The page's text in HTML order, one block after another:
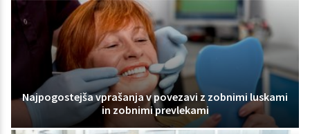
Najpogostejša vprašanja v povezavi z zobnimi luskami
in zobnimi prevlekami